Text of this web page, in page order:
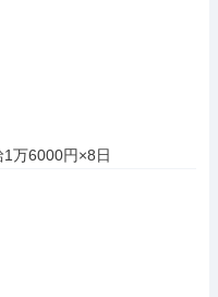
万6000円×8日